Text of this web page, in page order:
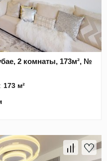
2 комнаты, 173м², №
173 м²